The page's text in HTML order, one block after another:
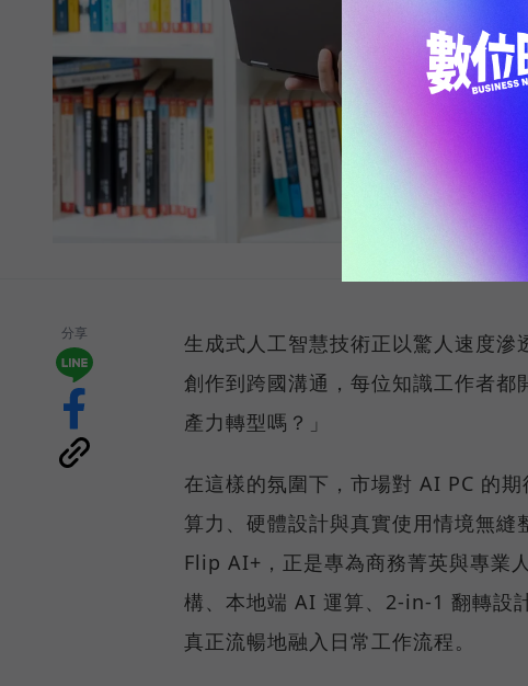
分享
生成式人工智慧技術正以驚人速度
創作到跨國溝通，每位知識工作者
產力轉型嗎？」
在這樣的氛圍下，市場對 AI PC 的
算力、硬體設計與真實使用情境無
Flip AI+，正是專為商務菁英與專業
構、本地端 AI 運算、2-in-1 翻轉設
真正流暢地融入日常工作流程。